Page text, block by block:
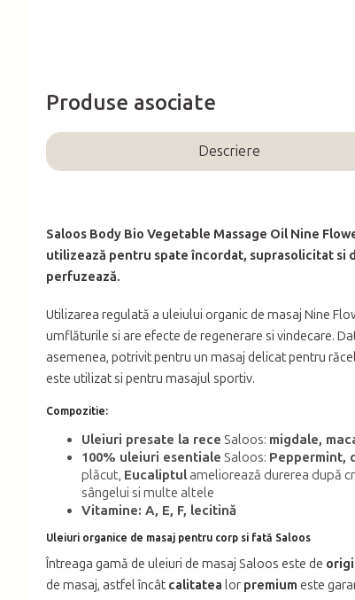
Produse asociate
Descriere
Saloos Body Bio Vegetable Massage Oil Nine
utilizează pentru spate încordat, suprasolicitat si
perfuzează.
Utilizarea regulată a uleiului organic de masaj Nine
umflăturile si are efecte de regenerare si vindecare.
asemenea, potrivit pentru un masaj delicat pentru
este utilizat si pentru masajul sportiv.
Compozitie:
Uleiuri presate la rece Saloos: migdale,
100% uleiuri esentiale Saloos: Peppermint,
plăcut, Eucaliptulameliorează durerea după
sângelui si multe altele
Vitamine: A, E, F, lecitină
Uleiuri organice de masaj pentru corp si fată Saloos
Întreaga gamă de uleiuri de masaj Saloos este de
de masaj, astfel încât calitatea lor premium este